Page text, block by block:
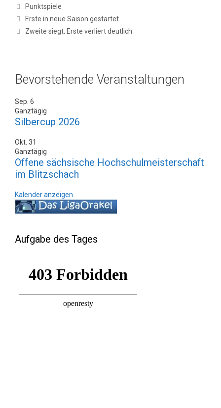
Kategorien
Punktspiele
Erste in neue Saison gestartet
Zweite siegt, Erste verliert deutlich
Bevorstehende Veranstaltungen
Sep. 6
Ganztägig
Silbercup 2026
Okt. 31
Ganztägig
Offene sächsische Hochschulmeisterschaft
im Blitzschach
Kalender anzeigen
Aufgabe des Tages